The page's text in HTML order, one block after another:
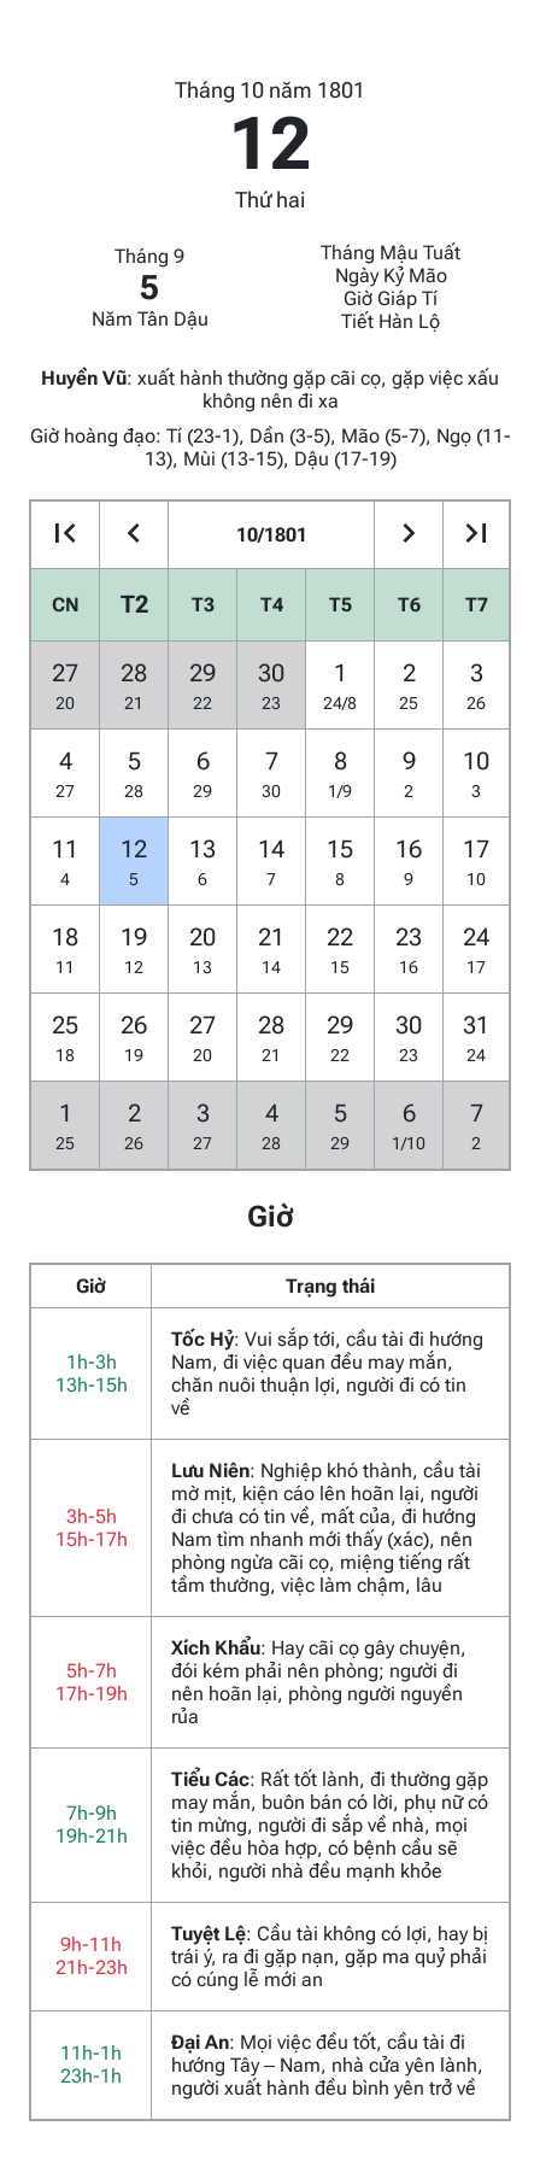
Tháng 10 năm 1801
12
Thứ hai
Tháng 9
5
Năm Tân Dậu
Tháng Mậu Tuất
Ngày Kỷ Mão
Giờ Giáp Tí
Tiết Hàn Lộ
Huyền Vũ: xuất hành thường gặp cãi cọ, gặp việc xấu
không nên đi xa
Giờ hoàng đạo: Tí (23-1), Dần (3-5), Mão (5-7), Ngọ (11-
13), Mùi (13-15), Dậu (17-19)
10/1801
CN T2 T3 T4 T5 T6 T7
27
20
28
21
29
22
30
23
1
24/8
2
25
3
26
4
27
5
28
6
29
7
30
8
1/9
9
2
10
3
11
4
12
5
13
6
14
7
15
8
16
9
17
10
18
11
19
12
20
13
21
14
22
15
23
16
24
17
25
18
26
19
27
20
28
21
29
22
30
23
31
24
1
25
2
26
3
27
4
28
5
29
6
1/10
7
2
Giờ
Giờ Trạng thái
1h-3h
13h-15h
Tốc Hỷ: Vui sắp tới, cầu tài đi hướng
Nam, đi việc quan đều may mắn,
chăn nuôi thuận lợi, người đi có tin
về
3h-5h
15h-17h
Lưu Niên: Nghiệp khó thành, cầu tài
mờ mịt, kiện cáo lên hoãn lại, người
đi chưa có tin về, mất của, đi hướng
Nam tìm nhanh mới thấy (xác), nên
phòng ngừa cãi cọ, miệng tiếng rất
tầm thường, việc làm chậm, lâu
5h-7h
17h-19h
Xích Khẩu: Hay cãi cọ gây chuyện,
đói kém phải nên phòng; người đi
nên hoãn lại, phòng người nguyền
rủa
7h-9h
19h-21h
Tiểu Các: Rất tốt lành, đi thường gặp
may mắn, buôn bán có lời, phụ nữ có
tin mừng, người đi sắp về nhà, mọi
việc đều hòa hợp, có bệnh cầu sẽ
khỏi, người nhà đều mạnh khỏe
9h-11h
21h-23h
Tuyệt Lệ: Cầu tài không có lợi, hay bị
trái ý, ra đi gặp nạn, gặp ma quỷ phải
có cúng lễ mới an
11h-1h
23h-1h
Đại An: Mọi việc đều tốt, cầu tài đi
hướng Tây – Nam, nhà cửa yên lành,
người xuất hành đều bình yên trở về